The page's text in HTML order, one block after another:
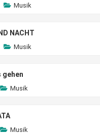
Musik
NACHT
Musik
gehen
Musik
Musik